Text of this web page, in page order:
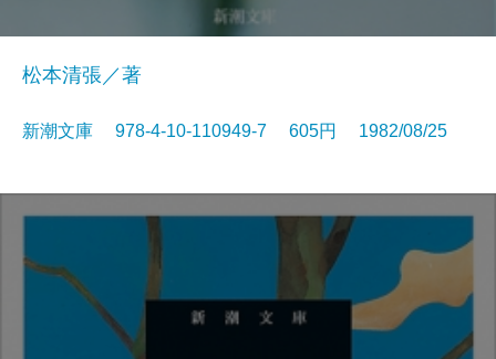
松本清張／著
新潮文庫 978-4-10-110949-7 605円 1982/08/25